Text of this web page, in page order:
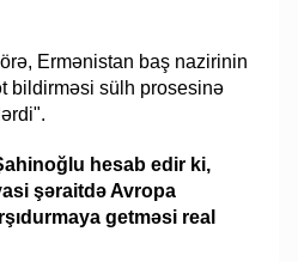
Ermənistan baş nazirinin
bildirməsi sülh prosesinə
hesab edir ki,
şəraitdə Avropa
getməsi real